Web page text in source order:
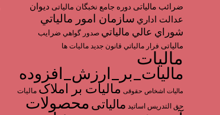
ضرائب مالیاتی دوره جامع نخبگان مالیاتی ديوان
عدالت اداري سازمان امور مالياتي
شوراي عالي مالياتي صدور گواهي ضرایب
مالیاتی فرار مالياتي قانون جدید مالیات ها
مالیات
مالیات_بر_ارزش_افزوده
مالیات اشخاص حقوقی مالیات بر املاک مالیات
حق التدریس اساتید مالیاتی محصولات